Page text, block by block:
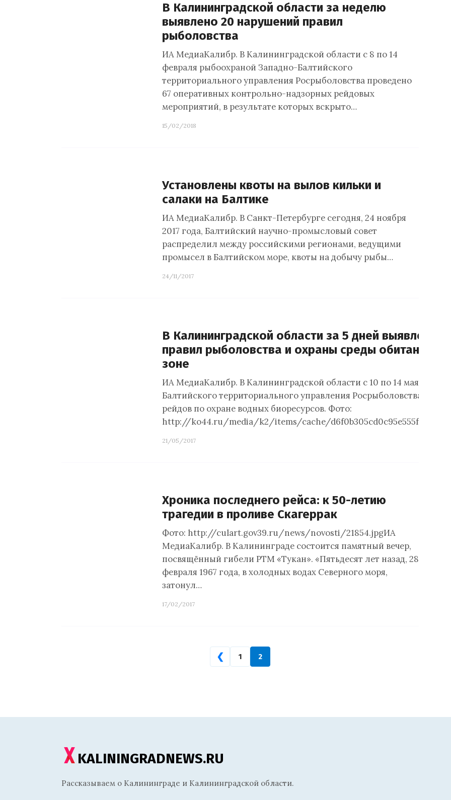
В Калининградской области за неделю
выявлено 20 нарушений правил
рыболовства
ИА МедиаКалибр. В Калининградской области с 8 по 14
февраля рыбоохраной Западно-Балтийского
территориального управления Росрыболовства проведено
67 оперативных контрольно-надзорных рейдовых
мероприятий, в результате которых вскрыто…
15/02/2018
Установлены квоты на вылов кильки и
салаки на Балтике
ИА МедиаКалибр. В Санкт-Петербурге сегодня, 24 ноября
2017 года, Балтийский научно-промысловый совет
распределил между российскими регионами, ведущими
промысел в Балтийском море, квоты на добычу рыбы…
24/11/2017
В Калининградской области за 5 дней выявлено
правил рыболовства и охраны среды обитания в
зоне
ИА МедиаКалибр. В Калининградской области с 10 по 14 мая
Балтийского территориального управления Росрыболовства
рейдов по охране водных биоресурсов. Фото:
http://ko44.ru/media/k2/items/cache/
21/05/2017
Хроника последнего рейса: к 50-летию
трагедии в проливе Скагеррак
Фото: http://culart.gov39.ru/news/novosti/21854.jpgИА
МедиаКалибр. В Калининграде состоится памятный вечер,
посвящённый гибели РТМ «Тукан». «Пятьдесят лет назад, 28
февраля 1967 года, в холодных водах Северного моря,
затонул…
17/02/2017
❮ 1 2
KALININGRADNEWS.RU
Рассказываем о Калининграде и Калининградской области.